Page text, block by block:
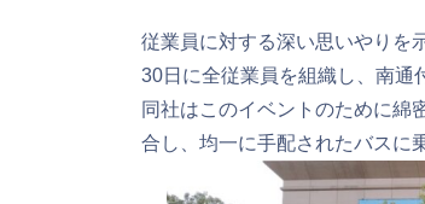
従業員に対する深い思いやりを
30日に全従業員を組織し、南通
同社はこのイベントのために綿
合し、均一に手配されたバスに